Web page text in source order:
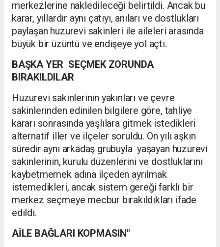
merkezlerine nakledileceği belirtildi. Ancak bu
karar, yıllardır aynı çatıyı, anıları ve dostlukları
paylaşan huzurevi sakinleri ile aileleri arasında
büyük bir üzüntü ve endişeye yol açtı.
BAŞKA YER SEÇMEK ZORUNDA
BIRAKILDILAR
Huzurevi sakinlerinin yakınları ve çevre
sakinlerinden edinilen bilgilere göre, tahliye
kararı sonrasında yaşlılara gitmek istedikleri
alternatif iller ve ilçeler soruldu. On yılı aşkın
süredir aynı arkadaş grubuyla yaşayan huzurevi
sakinlerinin, kurulu düzenlerini ve dostluklarını
kaybetmemek adına ilçeden ayrılmak
istemedikleri, ancak sistem gereği farklı bir
merkez seçmeye mecbur bırakıldıkları ifade
edildi.
AİLE BAĞLARI KOPMASIN"